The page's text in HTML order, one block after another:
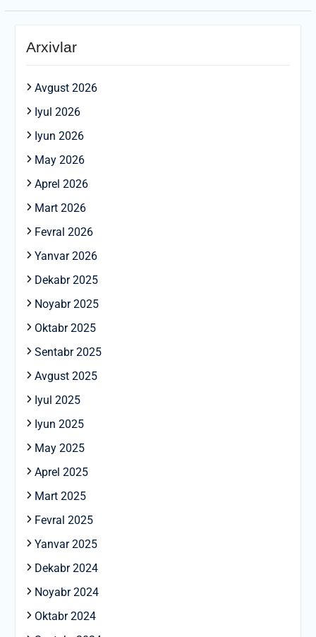
Arxivlar
Avgust 2026
Iyul 2026
Iyun 2026
May 2026
Aprel 2026
Mart 2026
Fevral 2026
Yanvar 2026
Dekabr 2025
Noyabr 2025
Oktabr 2025
Sentabr 2025
Avgust 2025
Iyul 2025
Iyun 2025
May 2025
Aprel 2025
Mart 2025
Fevral 2025
Yanvar 2025
Dekabr 2024
Noyabr 2024
Oktabr 2024